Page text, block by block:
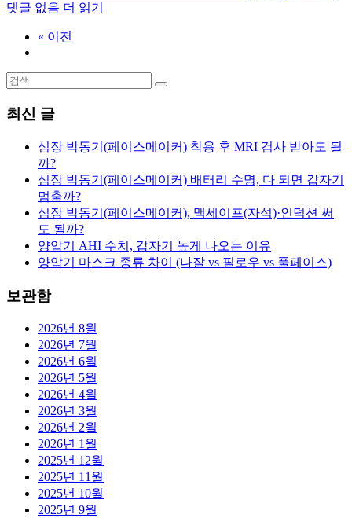
댓글 없음 더 읽기
« 이전
최신 글
심장 박동기(페이스메이커) 착용 후 MRI 검사 받아도 될
까?
심장 박동기(페이스메이커) 배터리 수명, 다 되면 갑자기
멈출까?
심장 박동기(페이스메이커), 맥세이프(자석)·인덕션 써
도 될까?
양압기 AHI 수치, 갑자기 높게 나오는 이유
양압기 마스크 종류 차이 (나잘 vs 필로우 vs 풀페이스)
보관함
2026년 8월
2026년 7월
2026년 6월
2026년 5월
2026년 4월
2026년 3월
2026년 2월
2026년 1월
2025년 12월
2025년 11월
2025년 10월
2025년 9월